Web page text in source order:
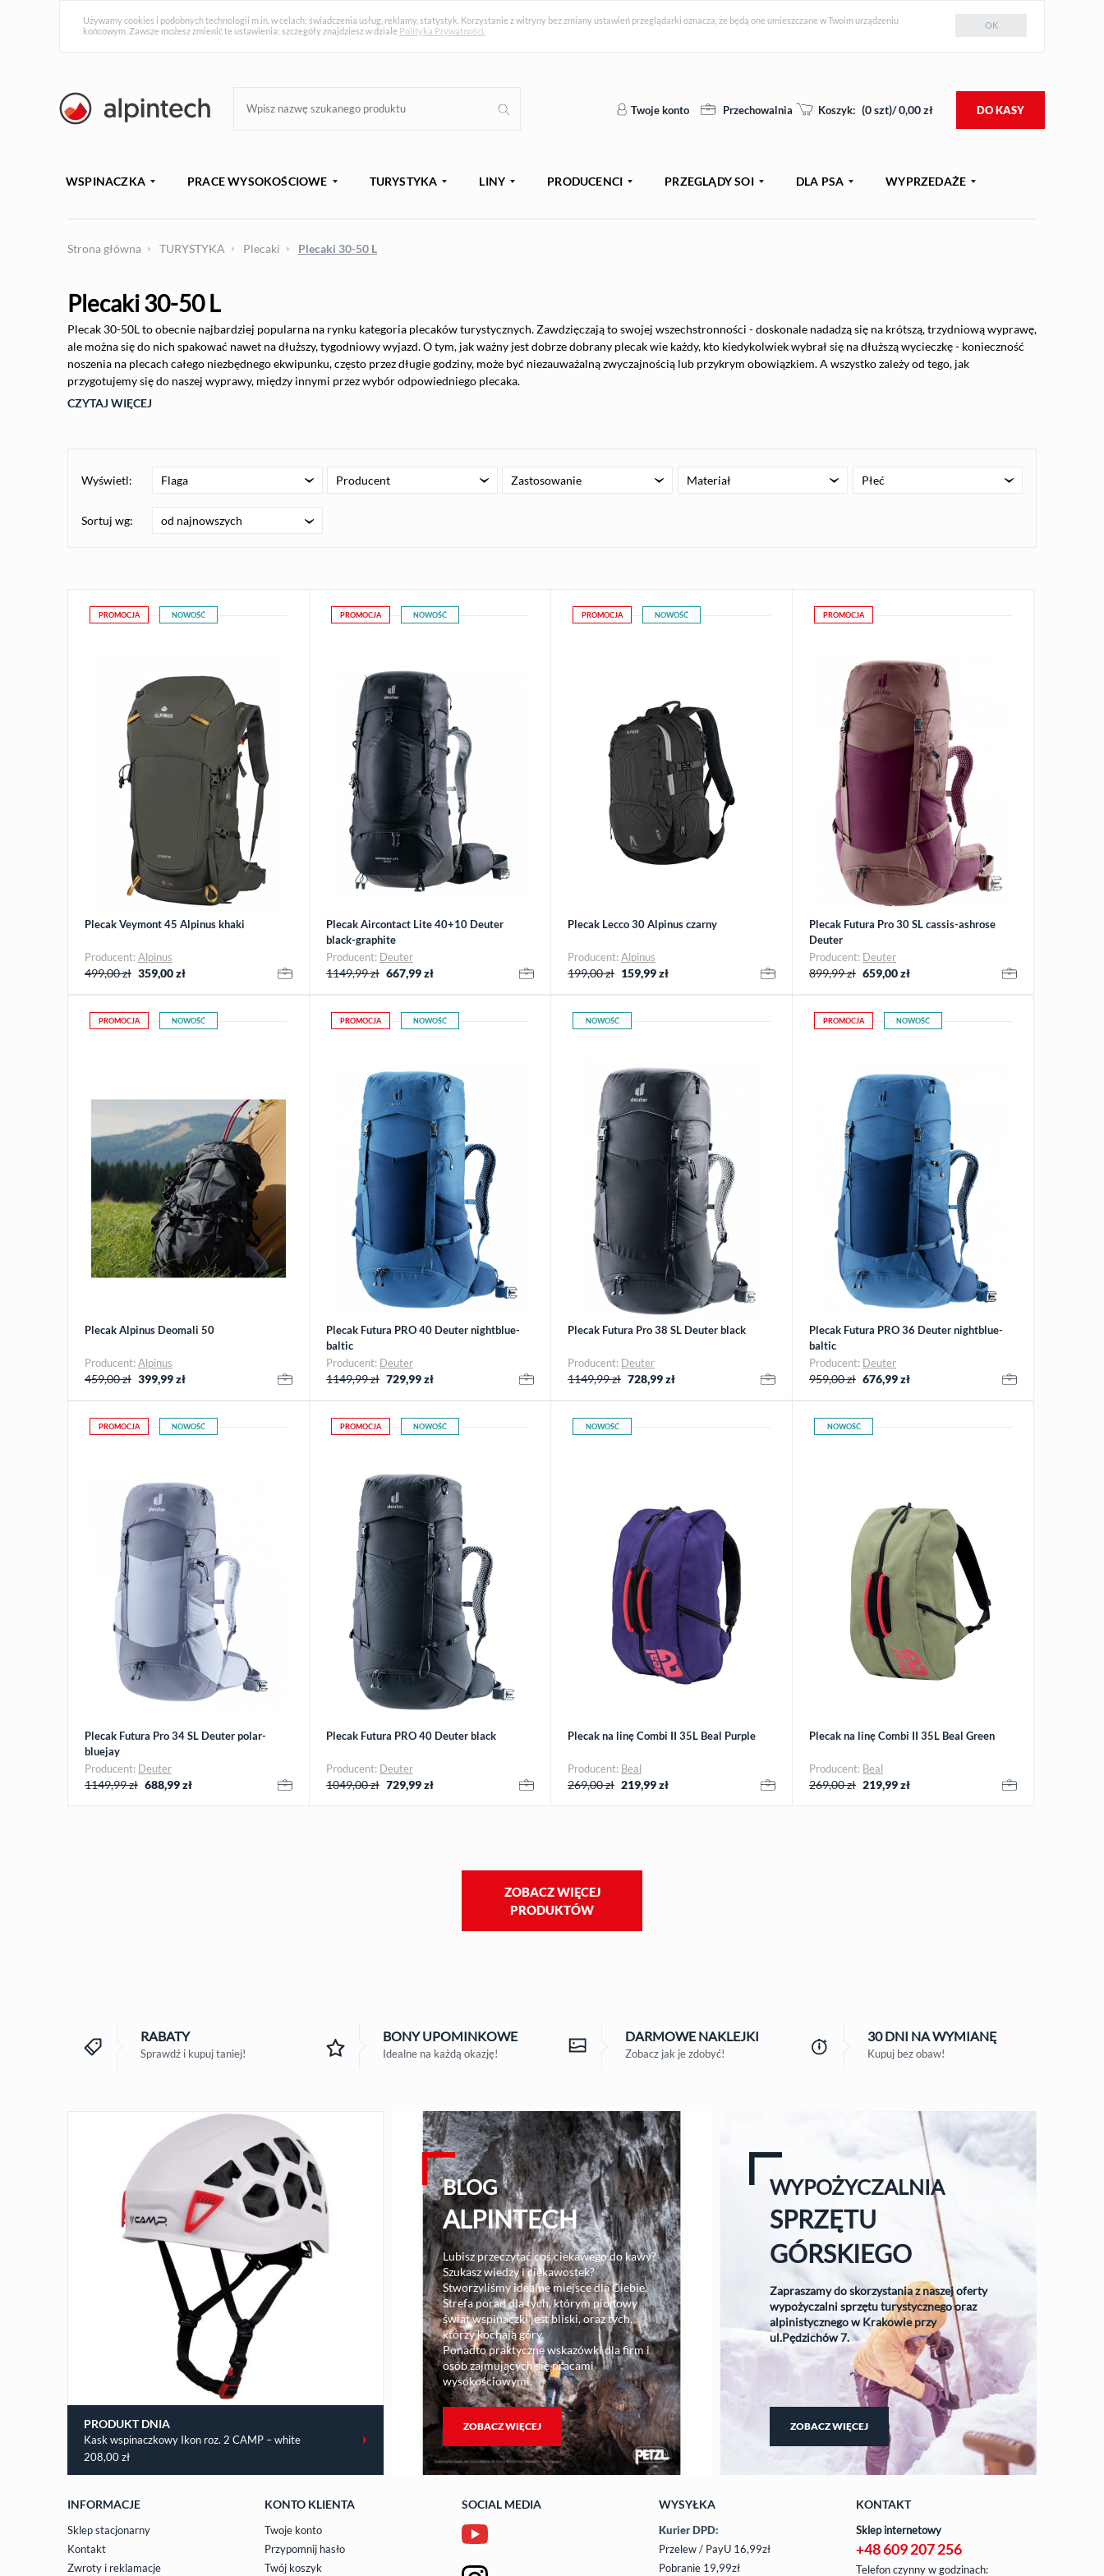
Używamy cookies i podobnych technologii m.in. w celach: świadczenia usług, reklamy, statystyk. Korzystanie z witryny bez zmiany ustawień przeglądarki oznacza, że będą one umieszczane w Twoim urządzeniu
końcowym. Zawsze możesz zmienić te ustawienia; szczegóły znajdziesz w dziale Polityka Prywatności.
OK
Twoje konto Przechowalnia Koszyk: (0szt)/0,00zł DO KASY
WSPINACZKA PRACE WYSOKOŚCIOWE TURYSTYKA LINY PRODUCENCI PRZEGLĄDY SOI DLA PSA WYPRZEDAŻE
Strona główna TURYSTYKA Plecaki Plecaki 30-50 L
Plecaki 30-50 L
Plecak 30-50L to obecnie najbardziej popularna na rynku kategoria plecaków turystycznych. Zawdzięczają to swojej wszechstronności - doskonale nadadzą się na krótszą, trzydniową wyprawę,
ale można się do nich spakować nawet na dłuższy, tygodniowy wyjazd. O tym, jak ważny jest dobrze dobrany plecak wie każdy, kto kiedykolwiek wybrał się na dłuższą wycieczkę - konieczność
noszenia na plecach całego niezbędnego ekwipunku, często przez długie godziny, może być niezauważalną zwyczajnością lub przykrym obowiązkiem. A wszystko zależy od tego, jak
przygotujemy się do naszej wyprawy, między innymi przez wybór odpowiedniego plecaka.
CZYTAJ WIĘCEJ
Wyświetl: Flaga Producent Zastosowanie Materiał Płeć
Sortuj wg: od najnowszych
PROMOCJA NOWOŚĆ
Plecak Veymont 45 Alpinus khaki
Producent:Alpinus
499,00 zł 359,00zł
PROMOCJA NOWOŚĆ
Plecak Aircontact Lite 40+10 Deuter
black-graphite
Producent: Deuter
1149,99 zł 667,99zł
PROMOCJA NOWOŚĆ
Plecak Lecco 30 Alpinus czarny
Producent:Alpinus
199,00 zł 159,99zł
PROMOCJA
Plecak Futura Pro 30 SL cassis-ashrose
Deuter
Producent: Deuter
899,99 zł 659,00zł
PROMOCJA NOWOŚĆ
Plecak Alpinus Deomali 50
Producent:Alpinus
459,00 zł 399,99zł
PROMOCJA NOWOŚĆ
Plecak Futura PRO 40 Deuter nightblue-
baltic
Producent: Deuter
1149,99 zł 729,99zł
NOWOŚĆ
Plecak Futura Pro 38 SL Deuter black
Producent: Deuter
1149,99 zł 728,99zł
PROMOCJA NOWOŚĆ
Plecak Futura PRO 36 Deuter nightblue-
baltic
Producent: Deuter
959,00 zł 676,99zł
PROMOCJA NOWOŚĆ
Plecak Futura Pro 34 SL Deuter polar-
bluejay
Producent: Deuter
1149,99 zł 688,99zł
PROMOCJA NOWOŚĆ
Plecak Futura PRO 40 Deuter black
Producent: Deuter
1049,00 zł 729,99zł
NOWOŚĆ
Plecak na linę Combi II 35L Beal Purple
Producent: Beal
269,00 zł 219,99zł
NOWOŚĆ
Plecak na linę Combi II 35L Beal Green
Producent: Beal
269,00 zł 219,99zł
ZOBACZ WIĘCEJ
PRODUKTÓW
RABATY
Sprawdź i kupuj taniej!
BONYUPOMINKOWE
Idealne na każdą okazję!
DARMOWENAKLEJKI
Zobacz jak je zdobyć!
30 DNI NA WYMIANĘ
Kupuj bez obaw!
PRODUKT DNIA
Kask wspinaczkowy Ikon roz. 2 CAMP – white
208,00zł
BLOG
ALPINTECH
Lubisz przeczytać coś ciekawego do kawy?
Szukasz wiedzy i ciekawostek?
Stworzyliśmy idealne miejsce dla Ciebie.
Strefa porad dla tych, którym pionowy
świat wspinaczki jest bliski, oraz tych,
którzy kochają góry.
Ponadto praktyczne wskazówki dla firm i
osób zajmujących się pracami
wysokościowymi.
ZOBACZ WIĘCEJ
WYPOŻYCZALNIA
SPRZĘTU
GÓRSKIEGO
Zapraszamy do skorzystania z naszej oferty
wypożyczalni sprzętu turystycznego oraz
alpinistycznego w Krakowie przy
ul.Pędzichów 7.
ZOBACZ WIĘCEJ
INFORMACJE
Sklep stacjonarny
Kontakt
Zwroty i reklamacje
KONTO KLIENTA
Twoje konto
Przypomnij hasło
Twój koszyk
SOCIAL MEDIA WYSYŁKA
Kurier DPD:
Przelew / PayU 16,99zł
Pobranie 19,99zł
KONTAKT
Sklep internetowy
+48 609 207 256
Telefon czynny w godzinach: